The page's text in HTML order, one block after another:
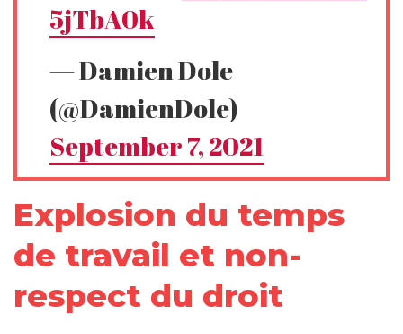
5jTbA0k
— Damien Dole
(@DamienDole)
September 7, 2021
Explosion du temps
de travail et non-
respect du droit